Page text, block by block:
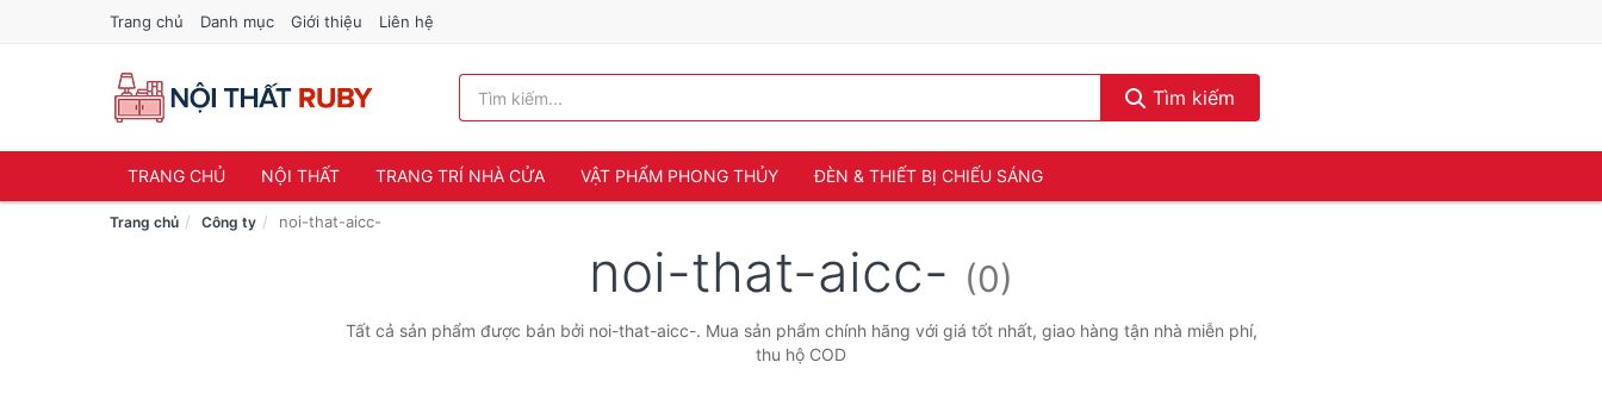
Trang chủ Danh mục Giới thiệu Liên hệ
Tìm kiếm
TRANG CHỦ NỘI THẤT TRANG TRÍ NHÀ CỬA VẬT PHẨM PHONG THỦY ĐÈN & THIẾT BỊ CHIẾU SÁNG
Trang chủ Công ty noi-that-aicc-
noi-that-aicc- (0)
Tất cả sản phẩm được bán bởi noi-that-aicc-. Mua sản phẩm chính hãng với giá tốt nhất, giao hàng tận nhà miễn phí,
thu hộ COD